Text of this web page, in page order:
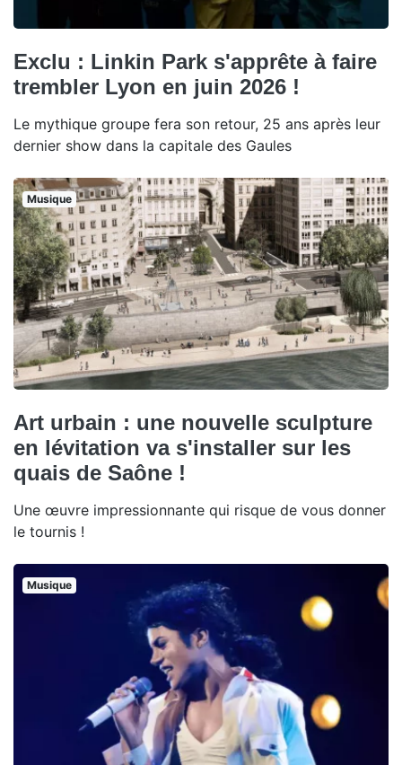
Exclu : Linkin Park s'apprête à faire
trembler Lyon en juin 2026 !
Le mythique groupe fera son retour, 25 ans après leur
dernier show dans la capitale des Gaules
Musique
Art urbain : une nouvelle sculpture
en lévitation va s'installer sur les
quais de Saône !
Une œuvre impressionnante qui risque de vous donner
le tournis !
Musique